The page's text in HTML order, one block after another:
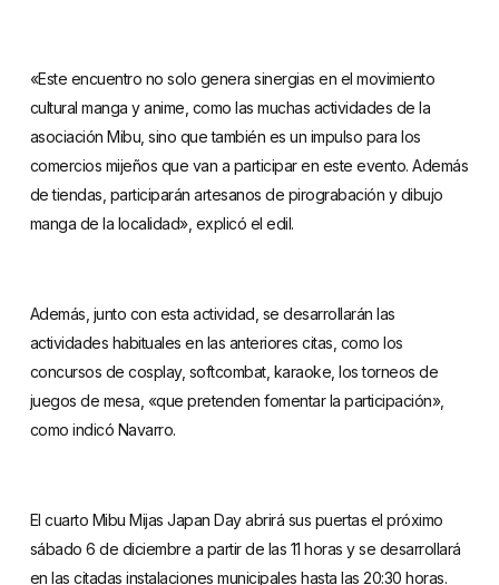
«Este encuentro no solo genera sinergias en el movimiento
cultural manga y anime, como las muchas actividades de la
asociación Mibu, sino que también es un impulso para los
comercios mijeños que van a participar en este evento. Además
de tiendas, participarán artesanos de pirograbación y dibujo
manga de la localidad», explicó el edil.
Además, junto con esta actividad, se desarrollarán las
actividades habituales en las anteriores citas, como los
concursos de cosplay, softcombat, karaoke, los torneos de
juegos de mesa, «que pretenden fomentar la participación»,
como indicó Navarro.
El cuarto Mibu Mijas Japan Day abrirá sus puertas el próximo
sábado 6 de diciembre a partir de las 11 horas y se desarrollará
en las citadas instalaciones municipales hasta las 20:30 horas.